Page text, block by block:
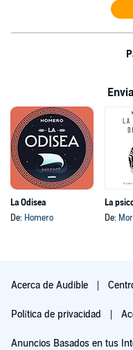
La Odisea
De: Homero
De:
Acerca de Audible
Política de privacidad
Anuncios Basados en tus